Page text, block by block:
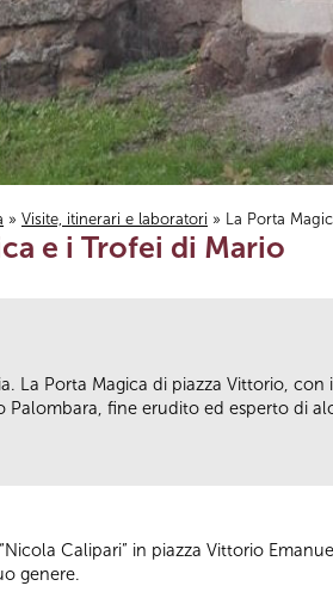
» Visite, itinerari e laboratori » La Porta
e i Trofei di Mario
La Porta Magica di piazza Vittorio,
Palombara, fine erudito ed esperto di
Calipari” in piazza Vittorio
genere.